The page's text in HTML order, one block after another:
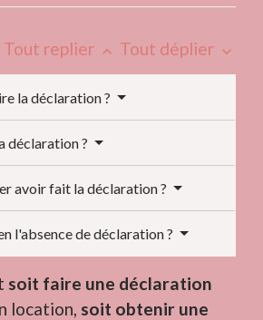
Tout replier keyboard_arrow_up Tout déplier keyboard_arrow_down
la déclaration ?
déclaration ?
avoir fait la déclaration ?
l'absence de déclaration ?
soit faire une déclaration
location, soit obtenir une